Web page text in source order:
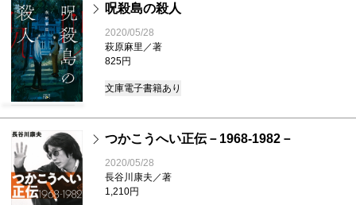
呪殺島の殺人
2020/05/28
萩原麻里／著
825円
文庫電子書籍あり
つかこうへい正伝－1968-1982－
2020/05/28
長谷川康夫／著
1,210円